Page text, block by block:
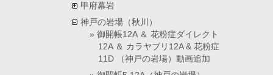
甲府幕岩
神戸の岩場（秋川）
御開帳12A ＆ 花粉症ダイレクト
12A ＆ カラヤブリ12A & 花粉症
11D （神戸の岩場）動画追加